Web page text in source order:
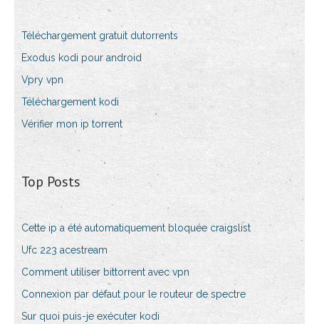
Téléchargement gratuit dutorrents
Exodus kodi pour android
Vpry ​​vpn
Téléchargement kodi
Vérifier mon ip torrent
Top Posts
Cette ip a été automatiquement bloquée craigslist
Ufc 223 acestream
Comment utiliser bittorrent avec vpn
Connexion par défaut pour le routeur de spectre
Sur quoi puis-je exécuter kodi